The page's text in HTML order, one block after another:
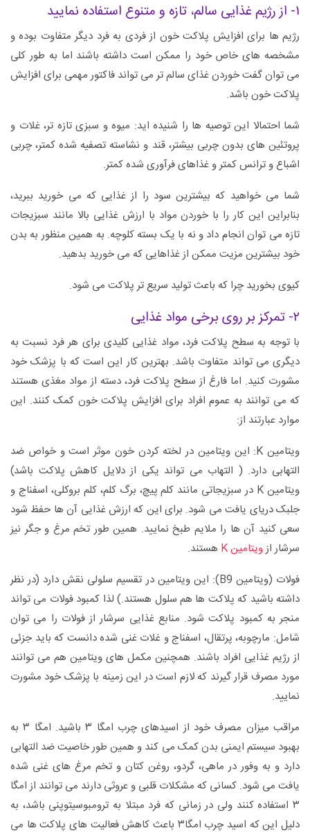
۱- از رژیم غذایی سالم، تازه و متنوع استفاده نمایید
رژیم ها برای افزایش پلاکت خون از فردی به فرد دیگر متفاوت بوده و
مشخصه های خاص خود را ممکن است داشته باشند اما به طور کلی
می توان گفت خوردن غذای سالم تر می تواند فاکتور مهمی برای افزایش
پلاکت خون باشد.
شما احتمالا این توصیه ها را شنیده اید: میوه و سبزی تازه تر، غلات و
پروتئین های بدون چربی بیشتر، قند و نشاسته تصفیه شده کمتر، چربی
اشباع و ترانس کمتر و غذاهای فرآوری شده کمتر.
شما می خواهید که بیشترین سود را از غذایی که می خورید ببرید،
بنابراین این کار را با خوردن مواد با ارزش غذایی بالا مانند سبزیجات
تازه می توان انجام داد و نه با یک بسته کلوچه. به همین منظور به بدن
خود بیشترین مزیت ممکن از غذاهایی که می خورید بدهید.
کیوی بخورید چرا که باعث تولید سریع تر پلاکت می شود.
۲- تمرکز بر روی برخی مواد غذایی
با توجه به سطح پلاکت فرد، مواد غذایی کلیدی برای هر فرد نسبت به
دیگری می تواند متفاوت باشد. بهترین کار این است که با پزشک خود
مشورت کنید. اما فارغ از سطح پلاکت فرد، دسته از مواد مغذی هستند
که می توانند به عموم افراد برای افزایش پلاکت خون کمک کنند. این
موارد عبارتند از:
ویتامین K: این ویتامین در لخته کردن خون موثر است و خواص ضد
التهابی دارد. ( التهاب می تواند یکی از دلایل کاهش پلاکت باشد)
ویتامین K در سبزیجاتی مانند کلم پیچ، برگ کلم، کلم بروکلی، اسفناج و
جلبک دریای یافت می شود. برای این که ارزش غذایی آن ها حفظ شود
سعی کنید آن ها را ملایم طبخ نمایید. همین طور تخم مرغ و جگر نیز
سرشار ازویتامین K
هستند.
فولات (ویتامین B9): این ویتامین در تقسیم سلولی نقش دارد (در نظر
داشته باشید که پلاکت ها هم سلول هستند.) لذا کمبود فولات می تواند
منجر به کمبود پلاکت شود. منابع غذایی سرشار از فولات را می توان
شامل: مارچوبه، پرتقال، اسفناج و غلات غنی شده دانست که باید جزئی
از رژیم غذایی افراد باشند. همچنین مکمل های ویتامین هم می توانند
مورد مصرف قرار گیرند که لازم است در این زمینه با پزشک خود مشورت
نمایید.
مراقب میزان مصرف خود از اسیدهای چرب امگا ۳ باشید. امگا ۳ به
بهبود سیستم ایمنی بدن کمک می کند و همین طور خاصیت ضد التهابی
دارد و به وفور در ماهی، گردو، روغن کتان و تخم مرغ های غنی شده
یافت می شود. کسانی که مشکلات قلبی و عروثی دارند می توانند از امگا
۳ استفاده کنند ولی در زمانی که فرد مبتلا به ترومبوسیتوپنی باشد، به
دلیل این که اسید چرب امگا۳ باعث کاهش فعالیت های پلاکت ها می